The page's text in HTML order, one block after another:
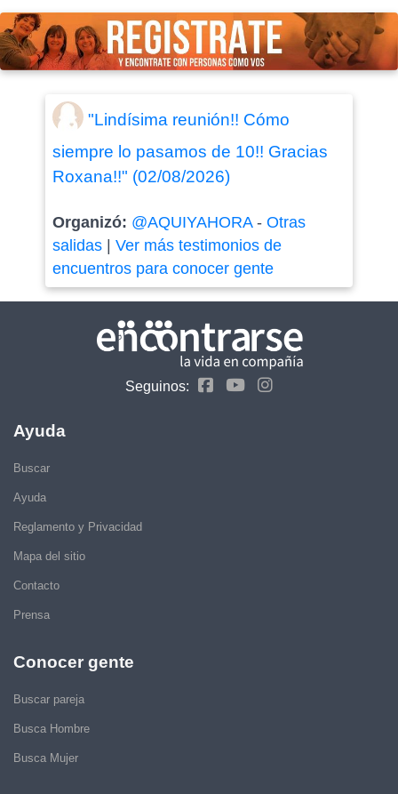
"Lindísima reunión!! Cómo
siempre lo pasamos de 10!! Gracias
Roxana!!" (02/08/2026)
Organizó: @AQUIYAHORA- Otras
salidas| Ver más testimonios de
encuentros para conocer gente
Seguinos:
Ayuda
Buscar
Ayuda
Reglamento y Privacidad
Mapa del sitio
Contacto
Prensa
Conocer gente
Buscar pareja
Busca Hombre
Busca Mujer